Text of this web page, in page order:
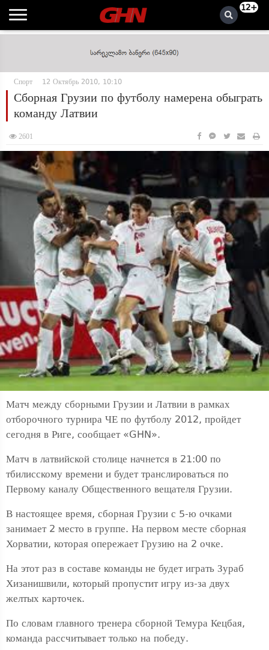
12+
Спорт 12 Октябрь 2010, 10:10
Сборная Грузии по футболу намерена обыграть
команду Латвии
2601
Матч между сборными Грузии и Латвии в рамках
отборочного турнира ЧЕ по футболу 2012, пройдет
сегодня в Риге, сообщает «GHN».
Матч в латвийской столице начнется в 21:00 по
тбилисскому времени и будет транслироваться по
Первому каналу Общественного вещателя Грузии.
В настоящее время, сборная Грузии с 5-ю очками
занимает 2 место в группе. На первом месте сборная
Хорватии, которая опережает Грузию на 2 очке.
На этот раз в составе команды не будет играть Зураб
Хизанишвили, который пропустит игру из-за двух
желтых карточек.
По словам главного тренера сборной Темура Кецбая,
команда рассчитывает только на победу.